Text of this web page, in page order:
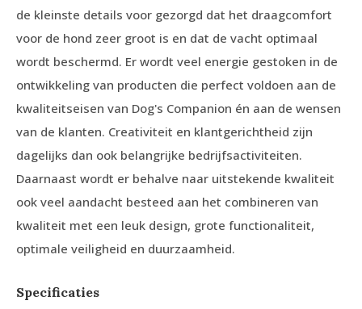
de kleinste details voor gezorgd dat het draagcomfort
voor de hond zeer groot is en dat de vacht optimaal
wordt beschermd. Er wordt veel energie gestoken in de
ontwikkeling van producten die perfect voldoen aan de
kwaliteitseisen van Dog's Companion én aan de wensen
van de klanten. Creativiteit en klantgerichtheid zijn
dagelijks dan ook belangrijke bedrijfsactiviteiten.
Daarnaast wordt er behalve naar uitstekende kwaliteit
ook veel aandacht besteed aan het combineren van
kwaliteit met een leuk design, grote functionaliteit,
optimale veiligheid en duurzaamheid.
Specificaties